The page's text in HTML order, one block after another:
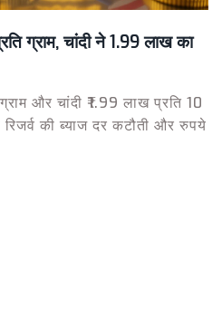
ग्राम, चांदी ने 1.99 लाख का
और चांदी ₹1.99 लाख प्रति 10
की ब्याज दर कटौती और रुपये